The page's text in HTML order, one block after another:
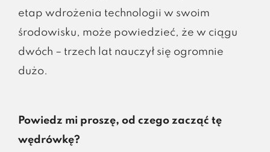
etap wdrożenia technologii w swoim
środowisku, może powiedzieć, że w ciągu
dwóch – trzech lat nauczył się ogromnie
dużo.
Powiedz mi proszę, od czego zacząć tę
wędrówkę?